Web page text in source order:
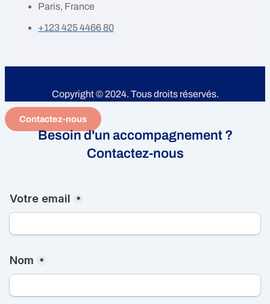
Paris, France
+123 425 4466 80
Copyright © 2024. Tous droits réservés.
Contactez-nous
Besoin d'un accompagnement ?
Contactez-nous